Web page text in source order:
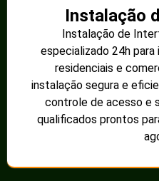
Instalação
Instalação de
especializado 24h
residenciais e
instalação segura e
controle de acesso e
qualificados prontos